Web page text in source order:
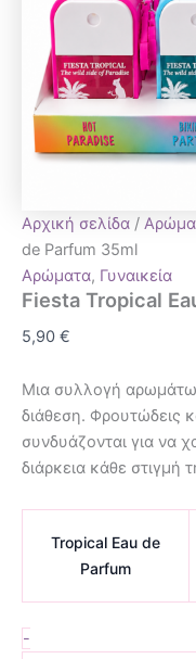
Αρχική σελίδα /
de Parfum 35ml
Αρώματα, Γυναικεία
Fiesta Tropical
5,90 €
Μια συλλογή
διάθεση. Φρουτώδεις
συνδυάζονται για να
διάρκεια κάθε στιγμή
Tropical Eau de
Parfum
-